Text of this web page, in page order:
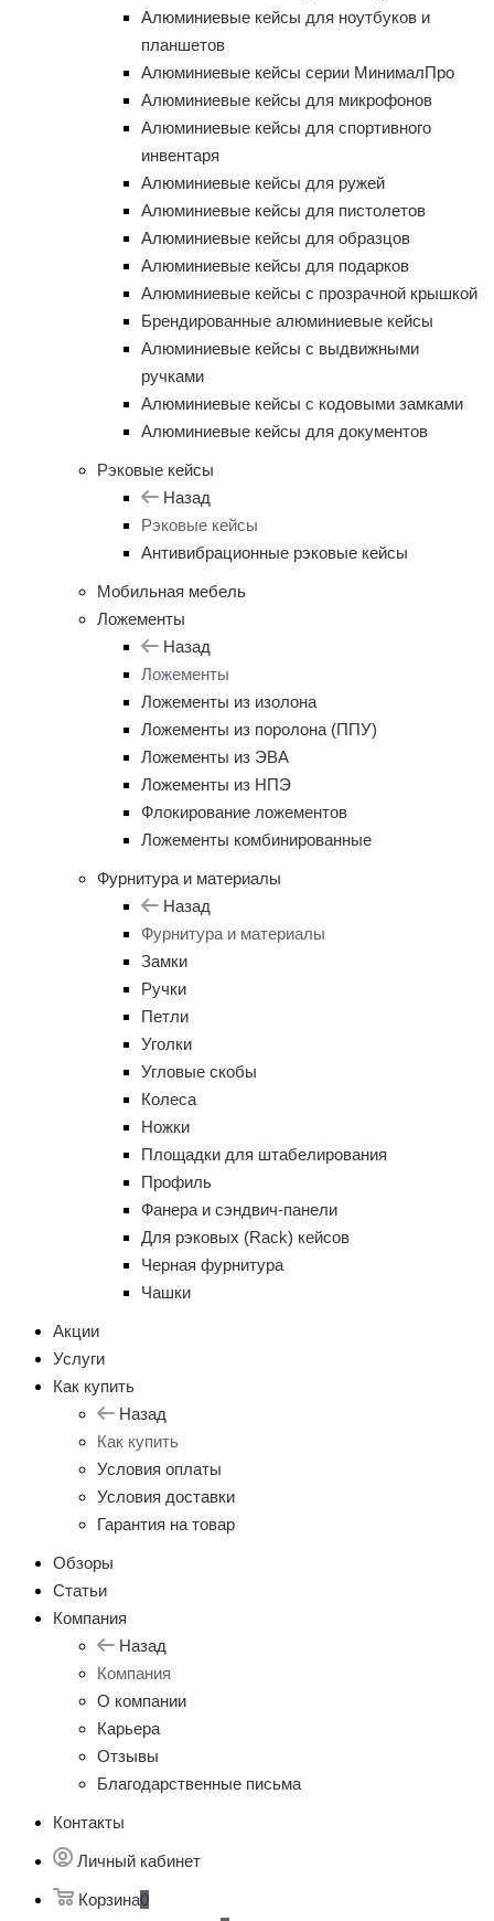
Алюминиевые кейсы для ноутбуков и
планшетов
Алюминиевые кейсы серии МинималПро
Алюминиевые кейсы для микрофонов
Алюминиевые кейсы для спортивного
инвентаря
Алюминиевые кейсы для ружей
Алюминиевые кейсы для пистолетов
Алюминиевые кейсы для образцов
Алюминиевые кейсы для подарков
Алюминиевые кейсы с прозрачной крышкой
Брендированные алюминиевые кейсы
Алюминиевые кейсы с выдвижными
ручками
Алюминиевые кейсы с кодовыми замками
Алюминиевые кейсы для документов
Рэковые кейсы
Назад
Рэковые кейсы
Антивибрационные рэковые кейсы
Мобильная мебель
Ложементы
Назад
Ложементы
Ложементы из изолона
Ложементы из поролона (ППУ)
Ложементы из ЭВА
Ложементы из НПЭ
Флокирование ложементов
Ложементы комбинированные
Фурнитура и материалы
Назад
Фурнитура и материалы
Замки
Ручки
Петли
Уголки
Угловые скобы
Колеса
Ножки
Площадки для штабелирования
Профиль
Фанера и сэндвич-панели
Для рэковых (Rack) кейсов
Черная фурнитура
Чашки
Акции
Услуги
Как купить
Назад
Как купить
Условия оплаты
Условия доставки
Гарантия на товар
Обзоры
Статьи
Компания
Назад
Компания
О компании
Карьера
Отзывы
Благодарственные письма
Контакты
Личный кабинет
Корзина0